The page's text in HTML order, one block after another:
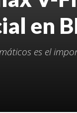
en
es el